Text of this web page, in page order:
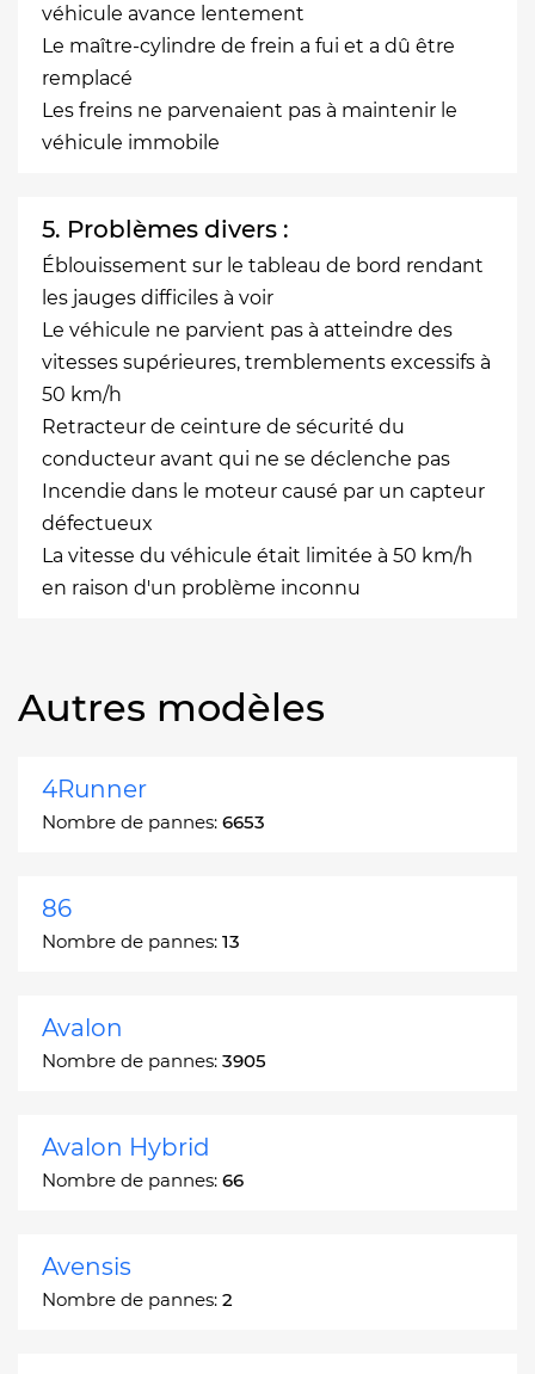
véhicule avance lentement
Le maître-cylindre de frein a fui et a dû être
remplacé
Les freins ne parvenaient pas à maintenir le
véhicule immobile
5. Problèmes divers :
Éblouissement sur le tableau de bord rendant
les jauges difficiles à voir
Le véhicule ne parvient pas à atteindre des
vitesses supérieures, tremblements excessifs à
50 km/h
Retracteur de ceinture de sécurité du
conducteur avant qui ne se déclenche pas
Incendie dans le moteur causé par un capteur
défectueux
La vitesse du véhicule était limitée à 50 km/h
en raison d'un problème inconnu
Autres modèles
4Runner
Nombre de pannes: 6653
86
Nombre de pannes: 13
Avalon
Nombre de pannes: 3905
Avalon Hybrid
Nombre de pannes: 66
Avensis
Nombre de pannes: 2